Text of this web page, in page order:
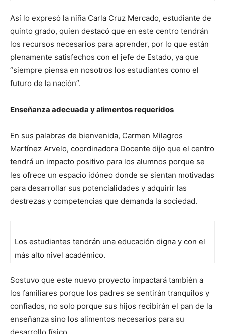
Así lo expresó la niña Carla Cruz Mercado, estudiante de
quinto grado, quien destacó que en este centro tendrán
los recursos necesarios para aprender, por lo que están
plenamente satisfechos con el jefe de Estado, ya que
“siempre piensa en nosotros los estudiantes como el
futuro de la nación”.
Enseñanza adecuada y alimentos requeridos
En sus palabras de bienvenida, Carmen Milagros
Martínez Arvelo, coordinadora Docente dijo que el centro
tendrá un impacto positivo para los alumnos porque se
les ofrece un espacio idóneo donde se sientan motivadas
para desarrollar sus potencialidades y adquirir las
destrezas y competencias que demanda la sociedad.
Los estudiantes tendrán una educación digna y con el
más alto nivel académico.
Sostuvo que este nuevo proyecto impactará también a
los familiares porque los padres se sentirán tranquilos y
confiados, no solo porque sus hijos recibirán el pan de la
enseñanza sino los alimentos necesarios para su